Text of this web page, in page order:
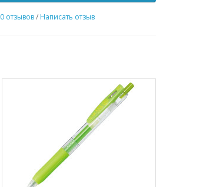
0 отзывов/ Написать отзыв